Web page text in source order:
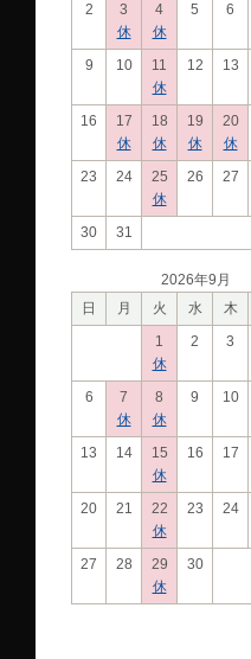
2
3
休
4
休
5 6
9 10
11
休
12 13
16
17
休
18
休
19
休
20
休
23 24
25
休
26 27
30 31
2026年9月
日
月 火 水 木
1
休
2 3
6
7
休
8
休
9 10
13 14
15
休
16 17
20 21
22
休
23 24
27 28
29
休
30